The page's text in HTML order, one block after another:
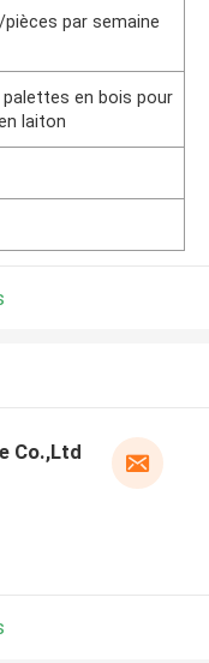
par semaine
en bois pour
laiton
Co.,Ltd